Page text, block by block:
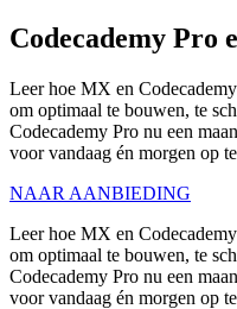
Codecademy Pro
Leer hoe MX en
om optimaal te bouwen, te
Codecademy Pro nu een
voor vandaag én morgen op
NAAR AANBIEDING
Leer hoe MX en
om optimaal te bouwen, te
Codecademy Pro nu een
voor vandaag én morgen op